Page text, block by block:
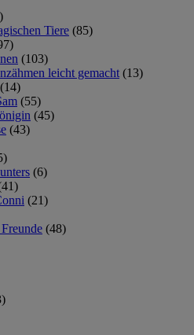
Tiere (85)
(103)
leicht gemacht (13)
(14)
(55)
(45)
(43)
(6)
(21)
(48)